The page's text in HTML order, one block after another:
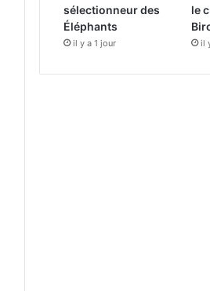
sélectionneur des
Éléphants
il y a 1 jour
le
il